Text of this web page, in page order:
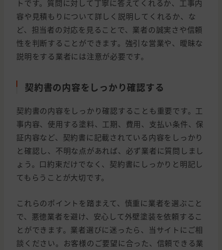
トです。質問に対して丁寧に答えてくれるか、工事内
容や見積もりについて詳しく説明してくれるか、な
ど、担当者の対応を見ることで、業者の誠実さや信頼
性を判断することができます。強引な営業や、曖昧な
説明をする業者には注意が必要です。
契約書の内容をしっかり確認する
契約書の内容をしっかり確認することも重要です。工
事内容、使用する塗料、工期、費用、支払い条件、保
証内容など、契約書に記載されている内容をしっかり
と確認し、不明な点があれば、必ず業者に質問しまし
ょう。口約束だけでなく、契約書にしっかりと明記し
てもらうことが大切です。
これらのポイントを踏まえて、慎重に業者を選ぶこと
で、悪徳業者を避け、安心して外壁塗装を依頼するこ
とができます。業者選びに迷ったら、当サイトにご相
談ください。お客様のご要望に合った、信頼できる業